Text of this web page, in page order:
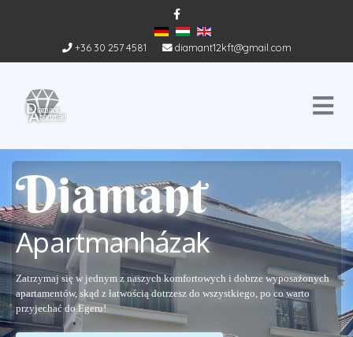
+36 30 257 4581 diamant12kft@gmail.com
Diamant
Apartmanházak
Zatrzymaj się w jednym z naszych komfortowych i dobrze wyposażonych
apartamentów, skąd z łatwością dotrzesz do wszystkiego, po co warto
przyjechać do Egeru!